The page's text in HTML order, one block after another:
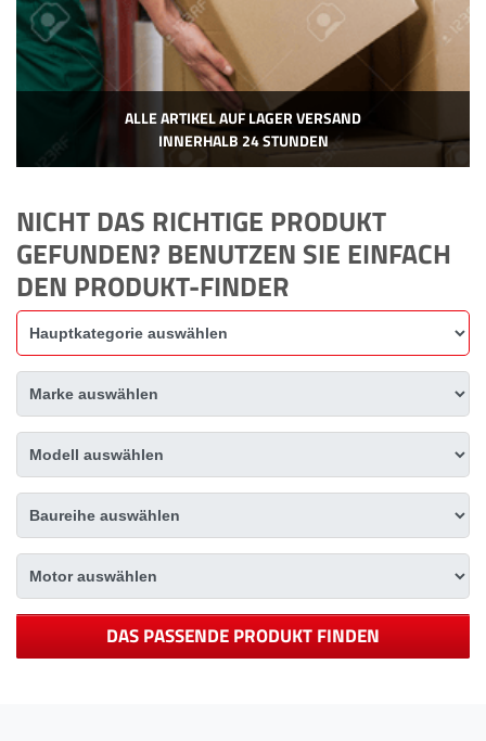
ALLE ARTIKEL AUF LAGER VERSAND
INNERHALB 24 STUNDEN
NICHT DAS RICHTIGE PRODUKT
GEFUNDEN? BENUTZEN SIE EINFACH
DEN PRODUKT-FINDER
DAS PASSENDE PRODUKT FINDEN